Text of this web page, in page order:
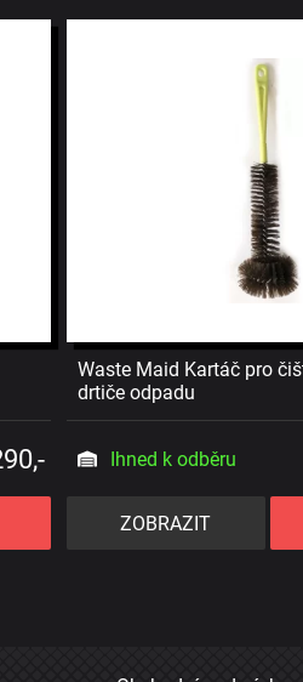
Waste Maid Kartáč pro
drtiče odpadu
Ihned k odběru
ZOBRAZIT